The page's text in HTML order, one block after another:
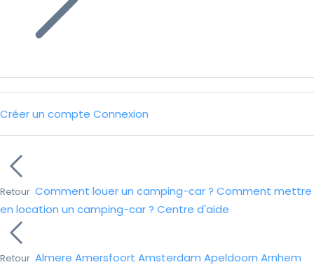
Créer un compte Connexion
Retour Comment louer un camping-car ? Comment mettre
en location un camping-car ? Centre d'aide
Retour Almere Amersfoort Amsterdam Apeldoorn Arnhem